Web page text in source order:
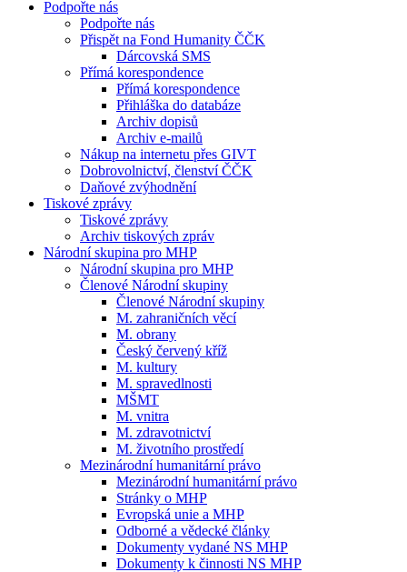
Podpořte nás
Podpořte nás
Přispět na Fond Humanity ČČK
Dárcovská SMS
Přímá korespondence
Přímá korespondence
Přihláška do databáze
Archiv dopisů
Archiv e-mailů
Nákup na internetu přes GIVT
Dobrovolnictví, členství ČČK
Daňové zvýhodnění
Tiskové zprávy
Tiskové zprávy
Archiv tiskových zpráv
Národní skupina pro MHP
Národní skupina pro MHP
Členové Národní skupiny
Členové Národní skupiny
M. zahraničních věcí
M. obrany
Český červený kříž
M. kultury
M. spravedlnosti
MŠMT
M. vnitra
M. zdravotnictví
M. životního prostředí
Mezinárodní humanitární právo
Mezinárodní humanitární právo
Stránky o MHP
Evropská unie a MHP
Odborné a vědecké články
Dokumenty vydané NS MHP
Dokumenty k činnosti NS MHP